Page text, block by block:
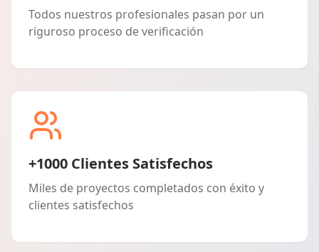
Todos nuestros profesionales pasan por un
riguroso proceso de verificación
+1000 Clientes Satisfechos
Miles de proyectos completados con éxito y
clientes satisfechos